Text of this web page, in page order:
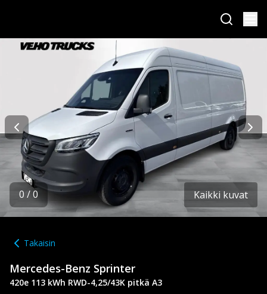
0 /0 Kaikki kuvat
Takaisin
Mercedes-Benz Sprinter
420e 113 kWh RWD-4,25/43K pitkä A3